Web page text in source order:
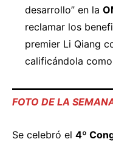
desarrollo” en la
reclamar los
premier Li Qiang
calificándola
FOTO DE LA
Se celebró el 4º